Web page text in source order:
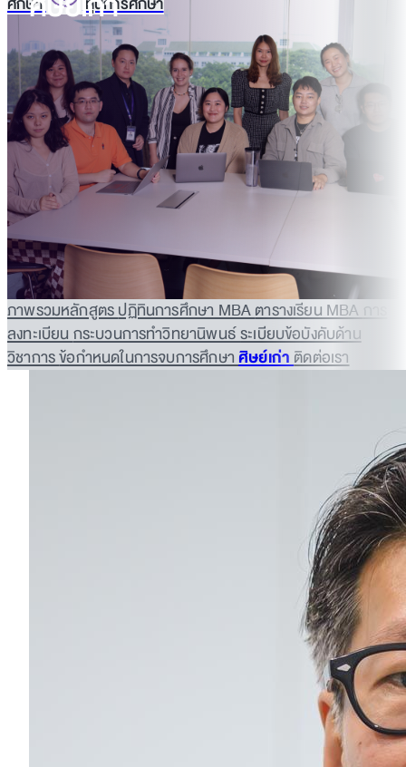
ภาพรวมหลักสูตรปฏิทินการศึกษา MBAตารางเรียน MBAการ
ลงทะเบียนกระบวนการทำวิทยานิพนธ์ระเบียบข้อบังคับด้าน
วิชาการข้อกำหนดในการจบการศึกษาศิษย์เก่าติดต่อเรา